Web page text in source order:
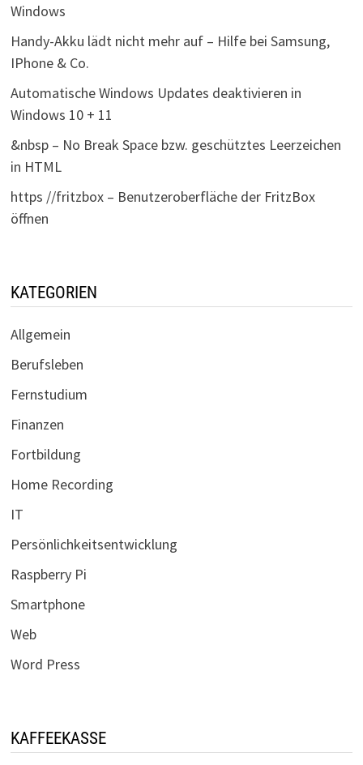
Windows
Handy-Akku lädt nicht mehr auf – Hilfe bei Samsung,
IPhone & Co.
Automatische Windows Updates deaktivieren in
Windows 10 + 11
&nbsp – No Break Space bzw. geschütztes Leerzeichen
in HTML
https //fritzbox – Benutzeroberfläche der FritzBox
öffnen
KATEGORIEN
Allgemein
Berufsleben
Fernstudium
Finanzen
Fortbildung
Home Recording
IT
Persönlichkeitsentwicklung
Raspberry Pi
Smartphone
Web
Word Press
KAFFEEKASSE